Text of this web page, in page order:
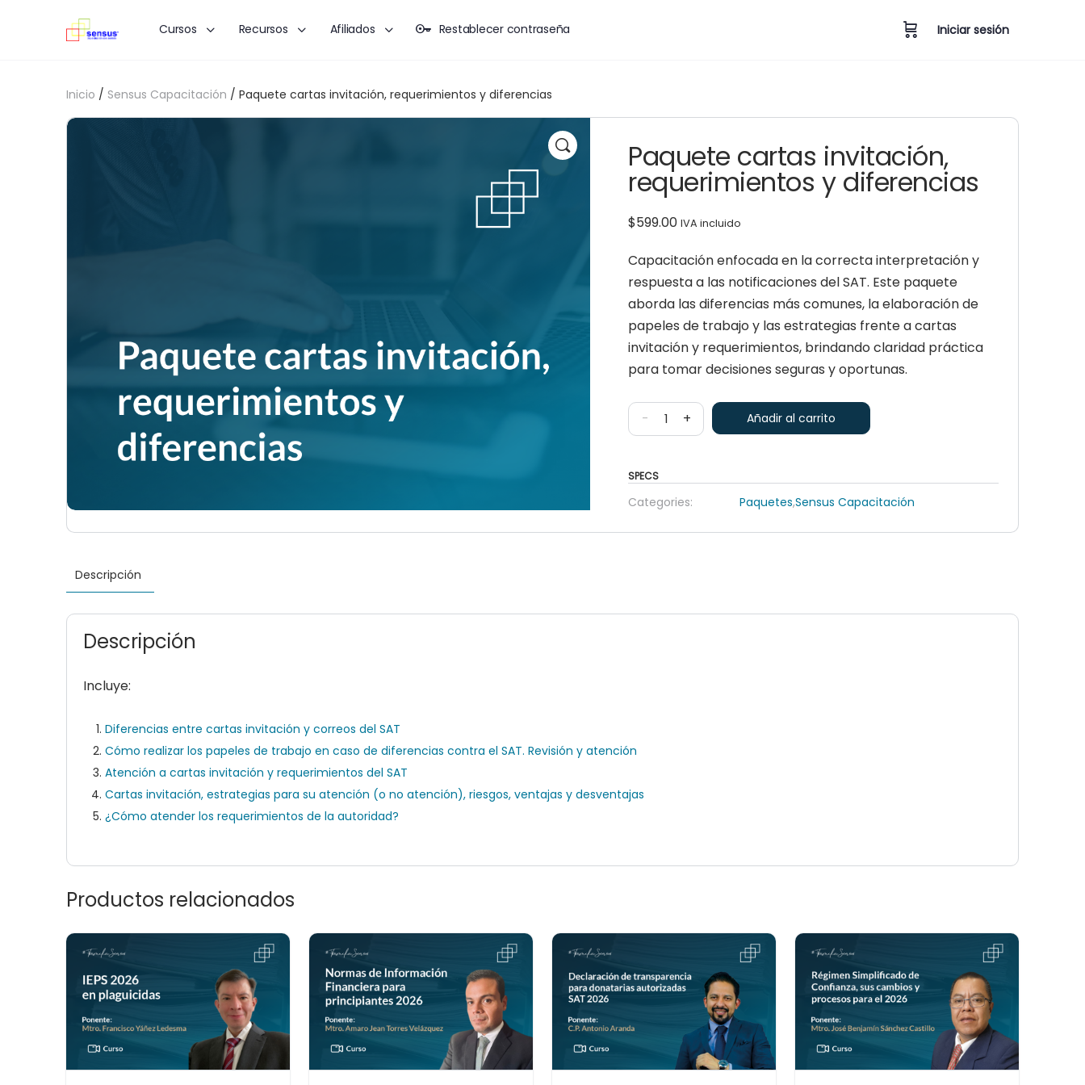
Cursos Recursos Afiliados Restablecer contraseña Iniciar sesión
Inicio / Sensus Capacitación / Paquete cartas invitación, requerimientos y diferencias
Paquete cartas invitación,
requerimientos y diferencias
$599.00 IVA incluido
Capacitación enfocada en la correcta interpretación y
respuesta a las notificaciones del SAT. Este paquete
aborda las diferencias más comunes, la elaboración de
papeles de trabajo y las estrategias frente a cartas
invitación y requerimientos, brindando claridad práctica
para tomar decisiones seguras y oportunas.
- + Añadir al carrito
SPECS
Categories: Paquetes,Sensus Capacitación
Descripción
Descripción
Incluye:
Diferencias entre cartas invitación y correos del SAT
Cómo realizar los papeles de trabajo en caso de diferencias contra el SAT. Revisión y atención
Atención a cartas invitación y requerimientos del SAT
Cartas invitación, estrategias para su atención (o no atención), riesgos, ventajas y desventajas
¿Cómo atender los requerimientos de la autoridad?
Productos relacionados